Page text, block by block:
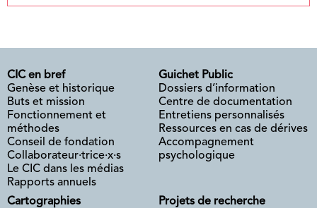
CIC en bref
Genèse et historique
Buts et mission
Fonctionnement et
méthodes
Conseil de fondation
Collaborateur·trice·x·s
Le CIC dans les médias
Rapports annuels
Guichet Public
Dossiers d’information
Centre de documentation
Entretiens personnalisés
Ressources en cas de dérives
Accompagnement
psychologique
Cartographies
Projets de recherche